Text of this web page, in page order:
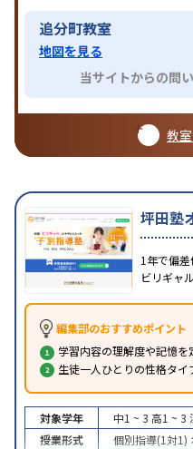
追分町教室
地図を見る
当サイトからの問
教
坪田塾
1年で偏
ビリギャ
編集部のおすすめポイント
学習内容の理解度や記憶
生徒一人ひとりの性格タ
対象学年 中1 ~ 3 高1 ~ 3
授業形式
個別指導(1対1)